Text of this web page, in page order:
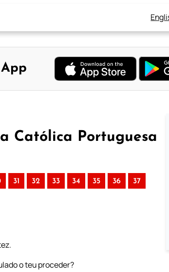
Católica Portuguesa
31 32 33 34 35 36 37
o teu proceder?